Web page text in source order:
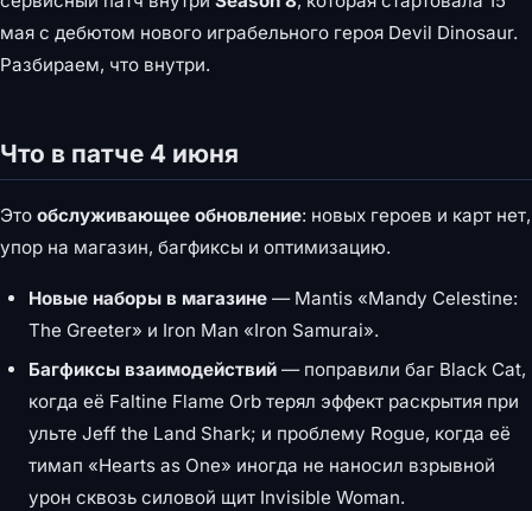
мая с дебютом нового играбельного героя Devil Dinosaur.
Разбираем, что внутри.
Что в патче 4 июня
Это обслуживающее обновление: новых героев и карт нет,
упор на магазин, багфиксы и оптимизацию.
Новые наборы в магазине — Mantis «Mandy Celestine:
The Greeter» и Iron Man «Iron Samurai».
Багфиксы взаимодействий — поправили баг Black Cat,
когда её Faltine Flame Orb терял эффект раскрытия при
ульте Jeff the Land Shark; и проблему Rogue, когда её
тимап «Hearts as One» иногда не наносил взрывной
урон сквозь силовой щит Invisible Woman.